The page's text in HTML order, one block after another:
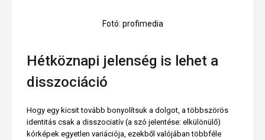
Fotó: profimedia
Hétköznapi jelenség is lehet a
disszociáció
Hogy egy kicsit tovább bonyolítsuk a dolgot, a többszörös
identitás csak a disszociatív (a szó jelentése: elkülönülő)
kórképek egyetlen variációja, ezekből valójában többféle